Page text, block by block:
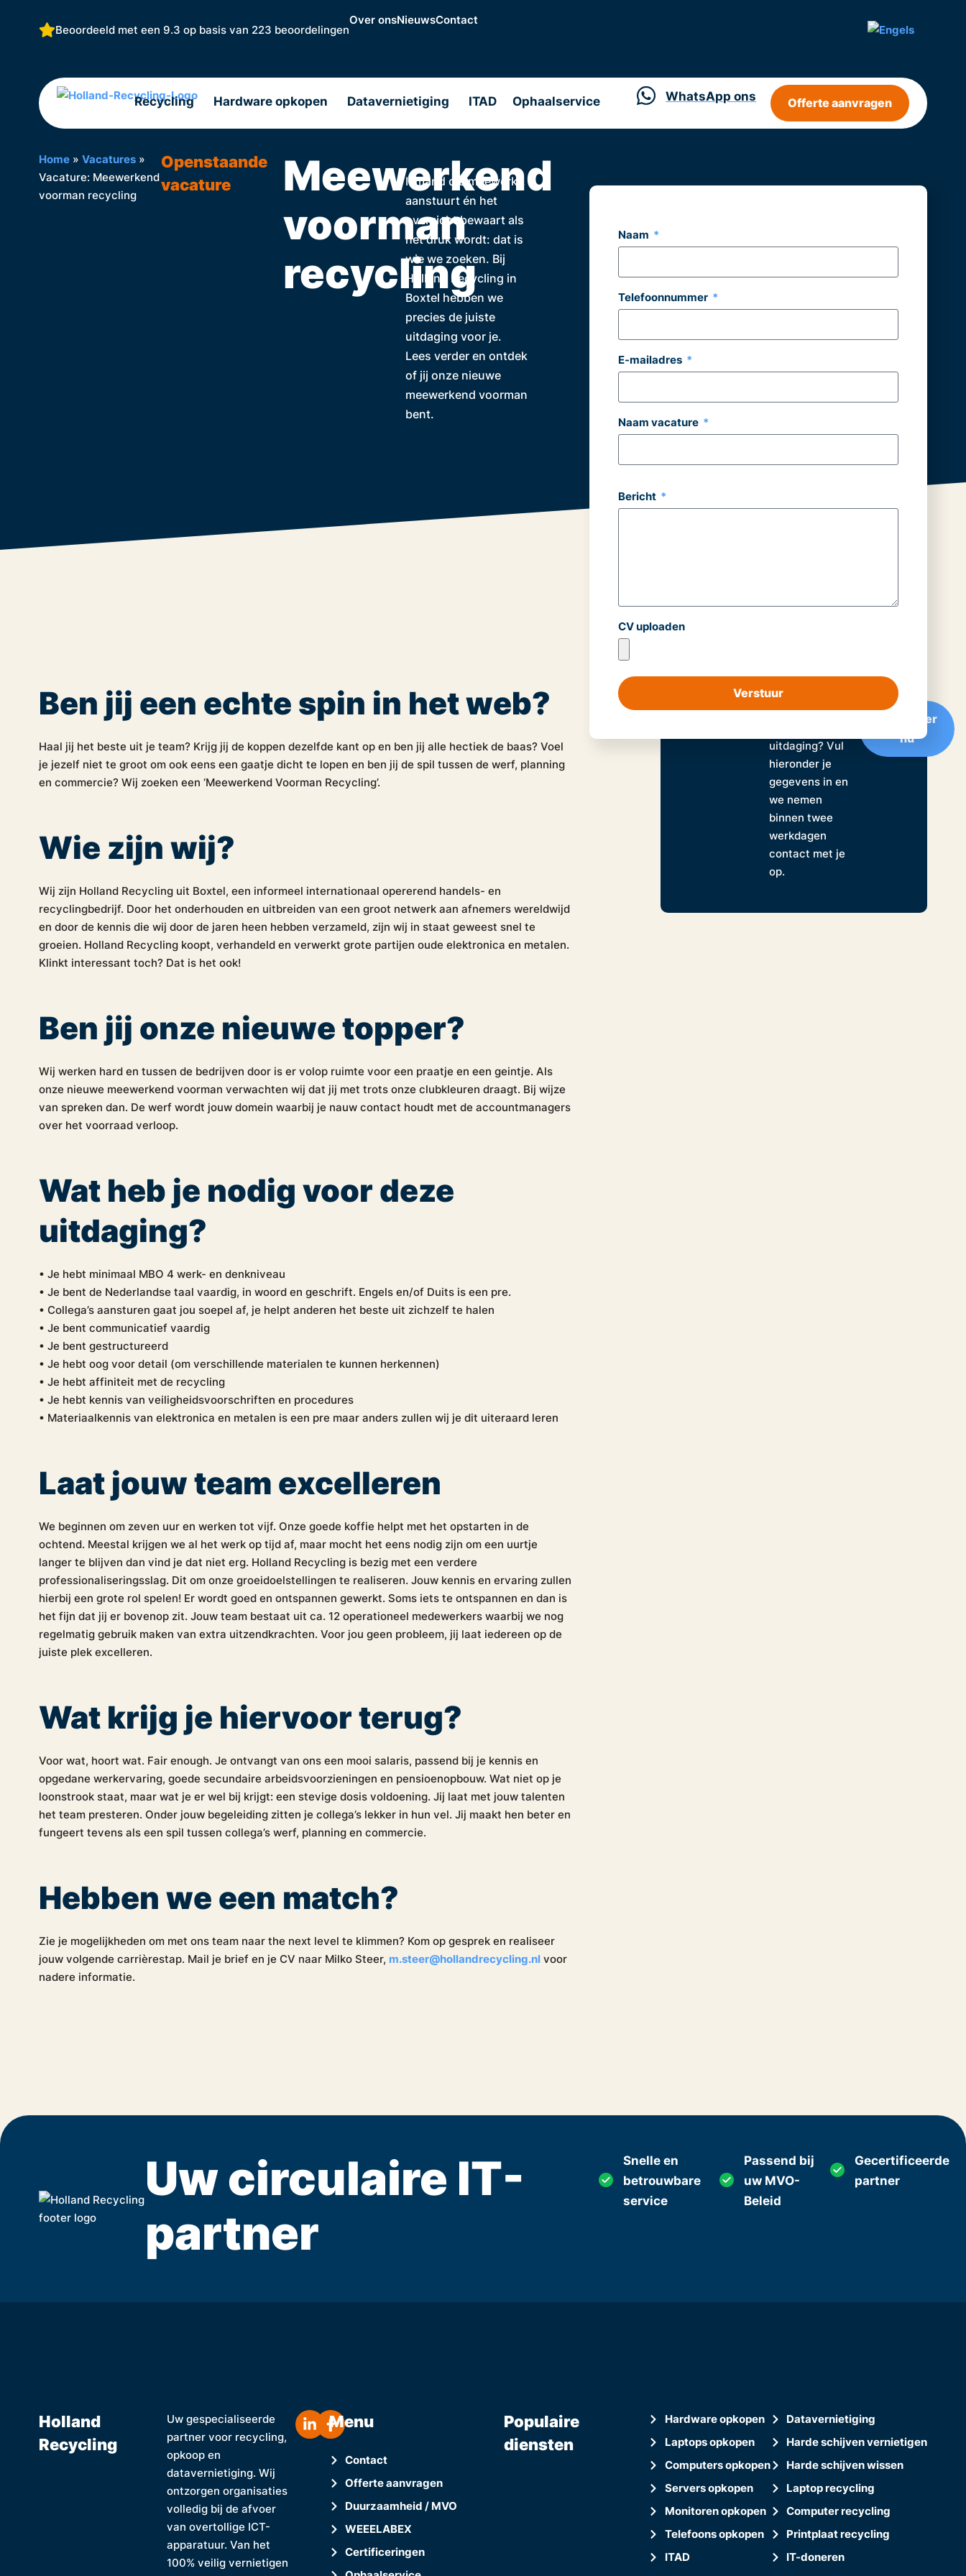
Beoordeeld met een 9.3 op basis van 223 beoordelingen
Over onsNieuwsContact
Recycling Hardware opkopen Datavernietiging ITAD Ophaalservice WhatsApp ons Offerte aanvragen
Home» Vacatures»
Vacature: Meewerkend
voorman recycling
Openstaande
vacature
Meewerkend
voorman
recycling
Iemand die meewerkt,
aanstuurt én het
overzicht bewaart als
het druk wordt: dat is
wie we zoeken. Bij
Holland Recycling in
Boxtel hebben we
precies de juiste
uitdaging voor je.
Lees verder en ontdek
of jij onze nieuwe
meewerkend voorman
bent.
Naam
Telefoonnummer
E-mailadres
Naam vacature
Bericht
CV uploaden
Verstuur
Ben jij een echte spin in het web?
Haal jij het beste uit je team? Krijg jij de koppen dezelfde kant op en ben jij alle hectiek de baas? Voel
je jezelf niet te groot om ook eens een gaatje dicht te lopen en ben jij de spil tussen de werf, planning
en commercie? Wij zoeken een ‘Meewerkend Voorman Recycling’.
Wie zijn wij?
Wij zijn Holland Recycling uit Boxtel, een informeel internationaal opererend handels- en
recyclingbedrijf. Door het onderhouden en uitbreiden van een groot netwerk aan afnemers wereldwijd
en door de kennis die wij door de jaren heen hebben verzameld, zijn wij in staat geweest snel te
groeien. Holland Recycling koopt, verhandeld en verwerkt grote partijen oude elektronica en metalen.
Klinkt interessant toch? Dat is het ook!
Ben jij onze nieuwe topper?
Wij werken hard en tussen de bedrijven door is er volop ruimte voor een praatje en een geintje. Als
onze nieuwe meewerkend voorman verwachten wij dat jij met trots onze clubkleuren draagt. Bij wijze
van spreken dan. De werf wordt jouw domein waarbij je nauw contact houdt met de accountmanagers
over het voorraad verloop.
Wat heb je nodig voor deze
uitdaging?
• Je hebt minimaal MBO 4 werk- en denkniveau
• Je bent de Nederlandse taal vaardig, in woord en geschrift. Engels en/of Duits is een pre.
• Collega’s aansturen gaat jou soepel af, je helpt anderen het beste uit zichzelf te halen
• Je bent communicatief vaardig
• Je bent gestructureerd
• Je hebt oog voor detail (om verschillende materialen te kunnen herkennen)
• Je hebt affiniteit met de recycling
• Je hebt kennis van veiligheidsvoorschriften en procedures
• Materiaalkennis van elektronica en metalen is een pre maar anders zullen wij je dit uiteraard leren
Laat jouw team excelleren
We beginnen om zeven uur en werken tot vijf. Onze goede koffie helpt met het opstarten in de
ochtend. Meestal krijgen we al het werk op tijd af, maar mocht het eens nodig zijn om een uurtje
langer te blijven dan vind je dat niet erg. Holland Recycling is bezig met een verdere
professionaliseringsslag. Dit om onze groeidoelstellingen te realiseren. Jouw kennis en ervaring zullen
hierbij een grote rol spelen! Er wordt goed en ontspannen gewerkt. Soms iets te ontspannen en dan is
het fijn dat jij er bovenop zit. Jouw team bestaat uit ca. 12 operationeel medewerkers waarbij we nog
regelmatig gebruik maken van extra uitzendkrachten. Voor jou geen probleem, jij laat iedereen op de
juiste plek excelleren.
Wat krijg je hiervoor terug?
Voor wat, hoort wat. Fair enough. Je ontvangt van ons een mooi salaris, passend bij je kennis en
opgedane werkervaring, goede secundaire arbeidsvoorzieningen en pensioenopbouw. Wat niet op je
loonstrook staat, maar wat je er wel bij krijgt: een stevige dosis voldoening. Jij laat met jouw talenten
het team presteren. Onder jouw begeleiding zitten je collega’s lekker in hun vel. Jij maakt hen beter en
fungeert tevens als een spil tussen collega’s werf, planning en commercie.
Hebben we een match?
Zie je mogelijkheden om met ons team naar the next level te klimmen? Kom op gesprek en realiseer
jouw volgende carrièrestap. Mail je brief en je CV naar Milko Steer, m.steer@hollandrecycling.nlvoor
nadere informatie.
Solliciteren?
Klaar voor een
uitdaging? Vul
hieronder je
gegevens in en
we nemen
binnen twee
werkdagen
contact met je
op.
Solliciteer
nu
Uw circulaire IT-
partner
Snelle en
betrouwbare
service
Passend bij
uw MVO-
Beleid
Gecertificeerde
partner
Holland
Recycling
Uw gespecialiseerde
partner voor recycling,
opkoop en
datavernietiging. Wij
ontzorgen organisaties
volledig bij de afvoer
van overtollige ICT-
apparatuur. Van het
100% veilig vernietigen
Menu
Contact
Offerte aanvragen
Duurzaamheid / MVO
WEEELABEX
Certificeringen
Populaire
diensten
Hardware opkopen
Laptops opkopen
Computers opkopen
Servers opkopen
Monitoren opkopen
Telefoons opkopen
ITAD
Datavernietiging
Harde schijven vernietigen
Harde schijven wissen
Laptop recycling
Computer recycling
Printplaat recycling
IT-doneren